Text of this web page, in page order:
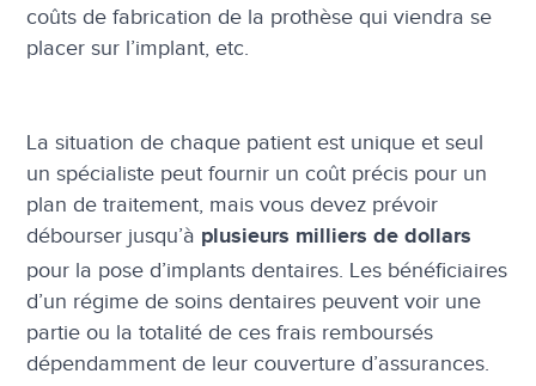
coûts de fabrication de la prothèse qui viendra se
placer sur l’implant, etc.
La situation de chaque patient est unique et seul
un spécialiste peut fournir un coût précis pour un
plan de traitement, mais vous devez prévoir
débourser jusqu’à plusieurs milliers de dollars
pour la pose d’implants dentaires. Les bénéficiaires
d’un régime de soins dentaires peuvent voir une
partie ou la totalité de ces frais remboursés
dépendamment de leur couverture d’assurances.